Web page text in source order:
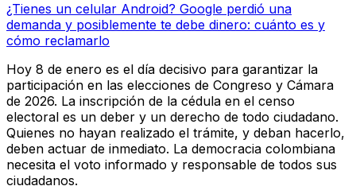
¿Tienes un celular Android? Google perdió una
demanda y posiblemente te debe dinero: cuánto es y
cómo reclamarlo
Hoy 8 de enero es el día decisivo para garantizar la
participación en las elecciones de Congreso y Cámara
de 2026. La inscripción de la cédula en el censo
electoral es un deber y un derecho de todo ciudadano.
Quienes no hayan realizado el trámite, y deban hacerlo,
deben actuar de inmediato. La democracia colombiana
necesita el voto informado y responsable de todos sus
ciudadanos.